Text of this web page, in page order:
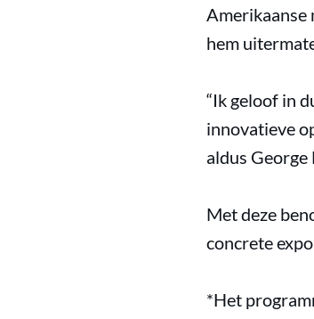
Amerikaanse
hem
“Ik geloof in
innovatieve
aldus George
Met deze
concrete
*Het